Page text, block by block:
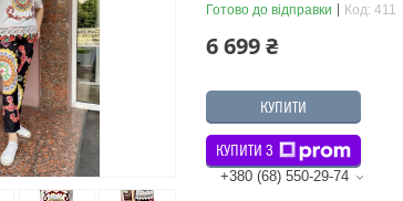
Готово до відправки Код: 411
6 699 ₴
КУПИТИ
КУПИТИ З
+380 (68) 550-29-74